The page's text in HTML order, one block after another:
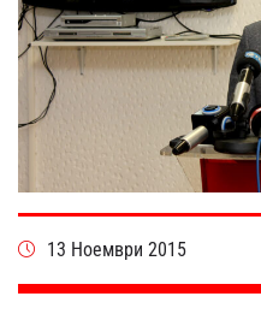
13 Ноември 2015